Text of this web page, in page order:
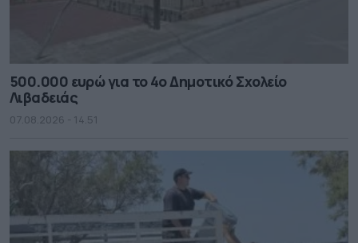
500.000 ευρώ για το 4ο Δημοτικό Σχολείο
Λιβαδειάς
07.08.2026 - 14.51